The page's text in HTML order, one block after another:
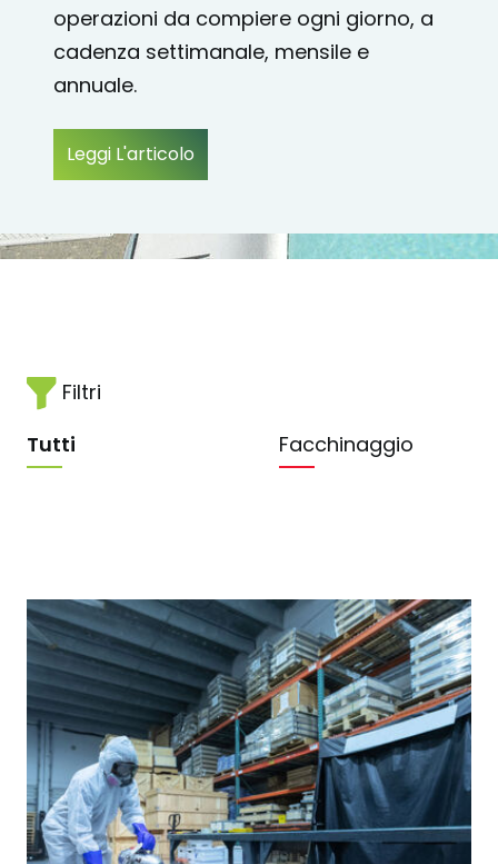
operazioni da compiere ogni giorno, a
cadenza settimanale, mensile e
annuale.
Leggi L'articolo
Filtri
Tutti
Facchinaggio